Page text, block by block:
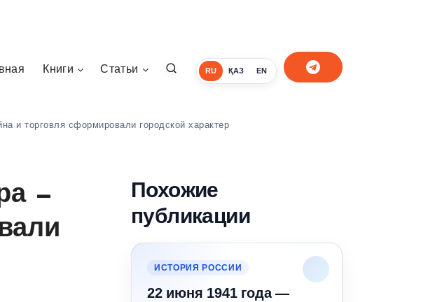
RU ҚАЗ EN
Книги Статьи
и торговля сформировали городской характер
—
Похожие
публикации
ИСТОРИЯ РОССИИ
22 июня 1941 года —